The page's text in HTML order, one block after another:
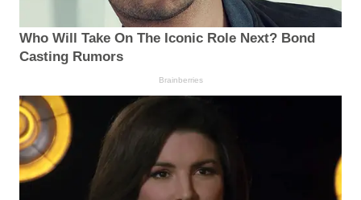
Who Will Take On The Iconic Role Next? Bond
Casting Rumors
Brainberries